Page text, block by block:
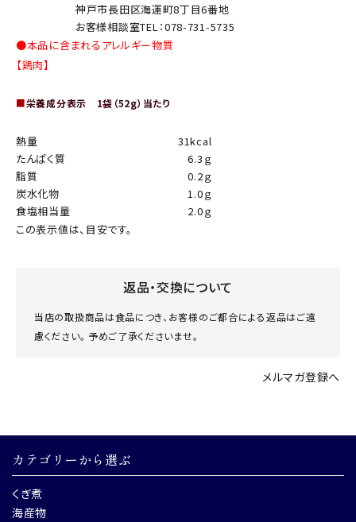
神戸市長田区海運町8丁目6番地
お客様相談室TEL：078-731-5735
●本品に含まれるアレルギー物質
【鶏肉】
■栄養成分表示 1袋（52g）当たり
熱量
31kcal
たんぱく質
6.3ｇ
脂質
0.2ｇ
炭水化物
1.0ｇ
食塩相当量
2.0ｇ
この表示値は、目安です。
返品・交換について
当店の取扱商品は食品につき、お客様のご都合による返品はご遠
慮ください。 予めご了承くださいませ。
メルマガ登録へ
カテゴリーから選ぶ
くぎ煮
海産物